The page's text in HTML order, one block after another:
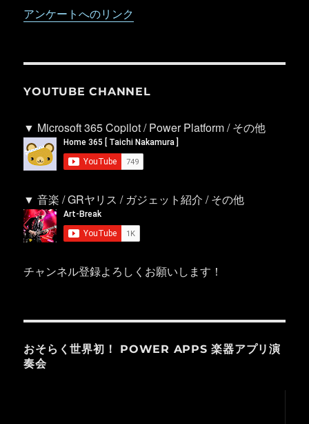
アンケートへのリンク
YOUTUBE CHANNEL
▼ Microsoft 365 Copilot / Power Platform / その他
▼ 音楽 / GRヤリス / ガジェット紹介 / その他
チャンネル登録よろしくお願いします！
おそらく世界初！ POWER APPS 楽器アプリ演
奏会